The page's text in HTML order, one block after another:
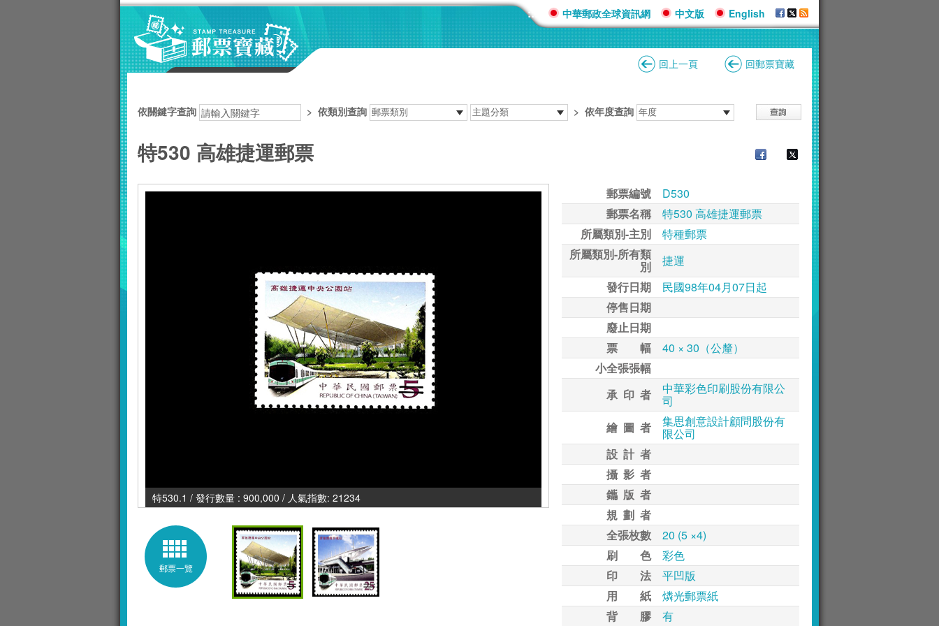
::: 中華郵政全球資訊網 中文版 English
回上一頁 回郵票寶藏
依關鍵字查詢 > 依類別查詢 > 依年度查詢
特530 高雄捷運郵票
特530.1 / 發行數量 : 900,000 / 人氣指數: 21234
郵票一覽
郵票編號
D530
郵票名稱
特530 高雄捷運郵票
所屬類別-主別
特種郵票
所屬類別-所有類
別
捷運
發行日期
民國98年04月07日起
停售日期
廢止日期
票 幅
40 × 30（公釐）
小全張張幅
承 印 者
中華彩色印刷股份有限公
司
繪 圖 者
集思創意設計顧問股份有
限公司
設 計 者
攝 影 者
鑴 版 者
規 劃 者
全張枚數
20 (5 ×4)
刷 色
彩色
印 法
平凹版
用 紙
燐光郵票紙
背 膠
有